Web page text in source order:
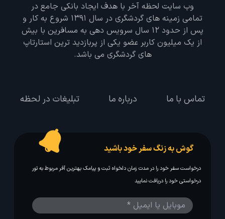
وب سایت لحظه آخر با هدف ایجاد بانکی جامع در
تمامی زمینه های گردشگری در سال 1391 شروع به کار و
پس از حدود 12 سال سرویس دهی به مسافرین با بیش
از یک میلیون کاربر عضو یکی از پربازدید ترین استارتاپ
های گردشگری می باشد.
تماس با ما درباره ما تبلیغات در لحظه
گوش به زنگ سفر خود باشید
درخواست سفر خود را در مدت زمان دلخواه ثبت و پیامک بهترین آفر مربوط به تور
درخواستی خود را دریافت نمایید